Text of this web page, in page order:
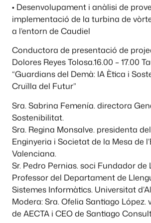
• Desenvolupament i anàlisi de
implementació de la turbina de
a l’entorn de Caudiel
Conductora de presentació de
Dolores Reyes Tolosa.16.00 – 17.00
“Guardians del Demà: IA Ètica i
Cruïlla del Futur”
Sra. Sabrina Femenía. directora
Sostenibilitat.
Sra. Regina Monsalve. presidenta
Enginyeria i Societat de la Mesa de
Valenciana.
Sr. Pedro Pernias. soci Fundador de
Professor del Departament de
Sistemes Informàtics. Universitat
Modera: Sra. Ofelia Santiago López.
de AECTA i CEO de Santiago